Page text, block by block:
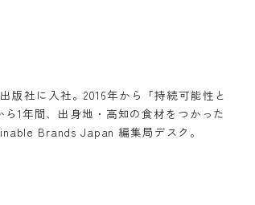
版社に入社。2016年から「持続可能性と
1年間、出身地・高知の食材をつかった
Brands Japan 編集局デスク。